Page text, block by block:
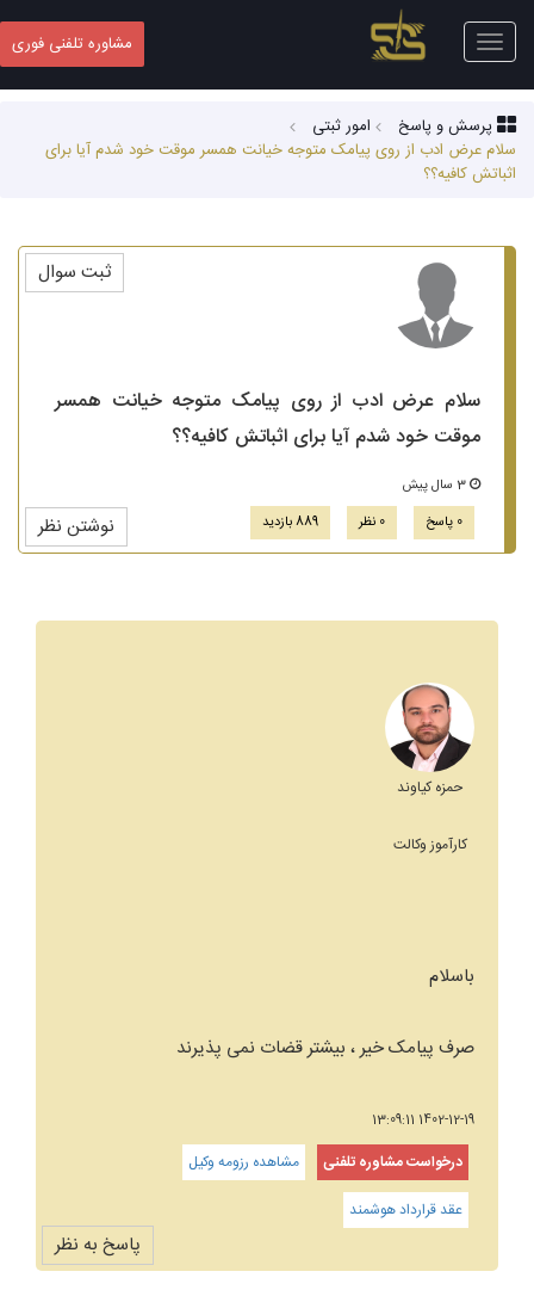
Toggle
navigation
مشاوره تلفنی فوری
پرسش و پاسخ
امور ثبتی
سلام عرض ادب از روی پیامک متوجه خیانت همسر موقت خود شدم آیا برای
اثباتش کافیه؟؟
سلام عرض ادب از روی پیامک متوجه خیانت همسر
موقت خود شدم آیا برای اثباتش کافیه؟؟
0 پاسخ
0 نظر 889 بازدید نوشتن نظر
ثبت سوال
حمزه کیاوند
کارآموز وکالت
باسلام
صرف پیامک خیر ، بیشتر قضات نمی پذیرند
1402-12-19 13:09:11
درخواست مشاوره تلفنی
مشاهده رزومه وکیل
عقد قرارداد هوشمند
پاسخ به نظر